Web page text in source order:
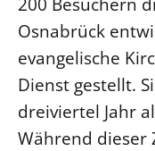
Osnabrück
evangelische
Dienst gestellt.
dreiviertel Jahr
Während dieser
Abteilungen
Fachstelle
Kirchenämter
Gebäude
Service für
Suche